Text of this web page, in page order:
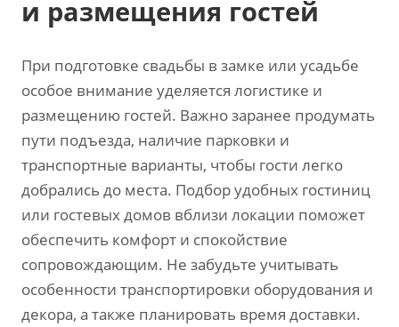
и размещения гостей
При подготовке свадьбы в замке или усадьбе
особое внимание уделяется логистике и
размещению гостей. Важно заранее продумать
пути подъезда‚ наличие парковки и
транспортные варианты‚ чтобы гости легко
добрались до места. Подбор удобных гостиниц
или гостевых домов вблизи локации поможет
обеспечить комфорт и спокойствие
сопровождающим. Не забудьте учитывать
особенности транспортировки оборудования и
декора‚ а также планировать время доставки.